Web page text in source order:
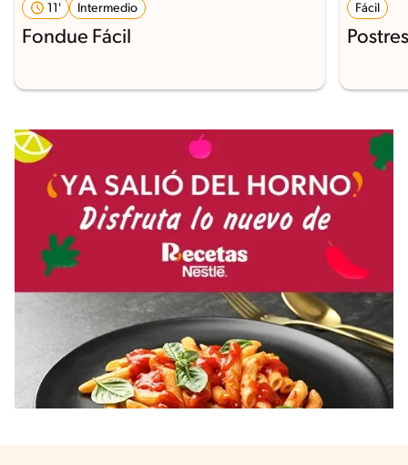
11' Intermedio
Fondue Fácil
Fácil